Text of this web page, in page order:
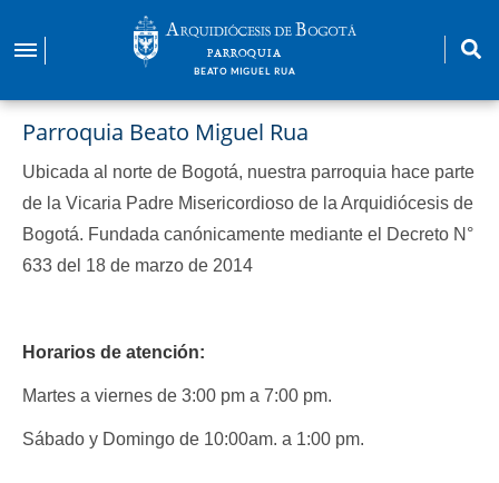
contenido
PARROQUIA
BEATO MIGUEL RUA
Parroquia Beato Miguel Rua
Ubicada al norte de Bogotá, nuestra parroquia hace parte
de la Vicaria Padre Misericordioso de la Arquidiócesis de
Bogotá. Fundada canónicamente mediante el Decreto N°
633 del 18 de marzo de 2014
Horarios de atención:
Martes a viernes de 3:00 pm a 7:00 pm.
Sábado y Domingo de 10:00am. a 1:00 pm.